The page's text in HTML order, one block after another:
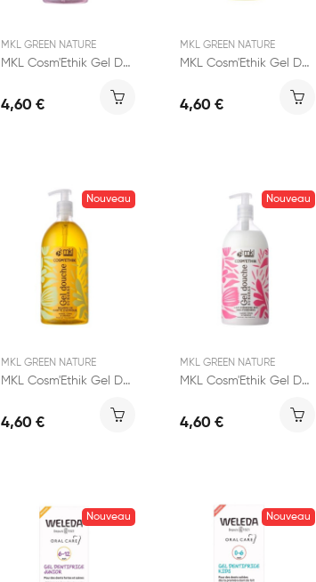
MKL GREEN NATURE
MKL Cosm'Ethik Gel Douche Surgras Jasmin 1L
4,60 €
MKL GREEN NATURE
MKL Cosm'Ethik Gel Douche Surgras Verveine 1L
4,60 €
Nouveau
MKL GREEN NATURE
MKL Cosm'Ethik Gel Douche Surgras Beurre de...
4,60 €
Nouveau
MKL GREEN NATURE
MKL Cosm'Ethik Gel Douche Surgras Lait d'Ânesse 1L
4,60 €
Nouveau Nouveau